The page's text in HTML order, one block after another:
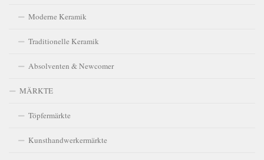
Moderne Keramik
Traditionelle Keramik
Absolventen & Newcomer
MÄRKTE
Töpfermärkte
Kunsthandwerkermärkte